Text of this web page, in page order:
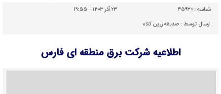
شناسه : 45930
23 آذر 1403 - 19:55
ارسال توسط : صدیقه زرین کلاه
اطلاعیه شرکت برق منطقه ای فارس